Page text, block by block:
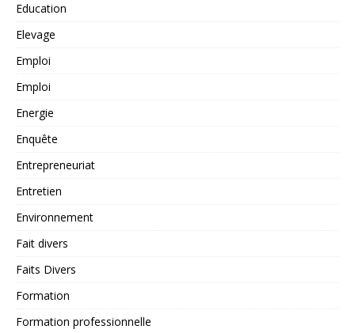
Education
Elevage
Emploi
Emploi
Energie
Enquête
Entrepreneuriat
Entretien
Environnement
Fait divers
Faits Divers
Formation
Formation professionnelle